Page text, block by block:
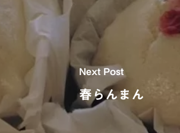
Next Post
春らんまん